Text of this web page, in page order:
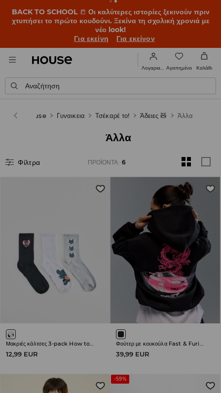
BACK TO SCHOOL 📒 Οι καλύτερες ιστορίες ξεκινούν πριν
χτυπήσει το πρώτο κουδούνι. Ξεκίνα τη σχολική χρονιά με
νέο look!
Για εκείνη
Για εκείνον
Λογαριασμός Αγαπημένα Καλάθι
Αναζήτηση
House Γυναικεια Τσέκαρέ το! Άδειες 🧸 Άλλα
Άλλα
Φίλτρα ΠΡΟΪΌΝΤΑ: 6
12,99 EUR 39,99 EUR
-59%